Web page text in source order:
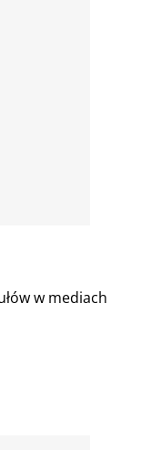
w mediach